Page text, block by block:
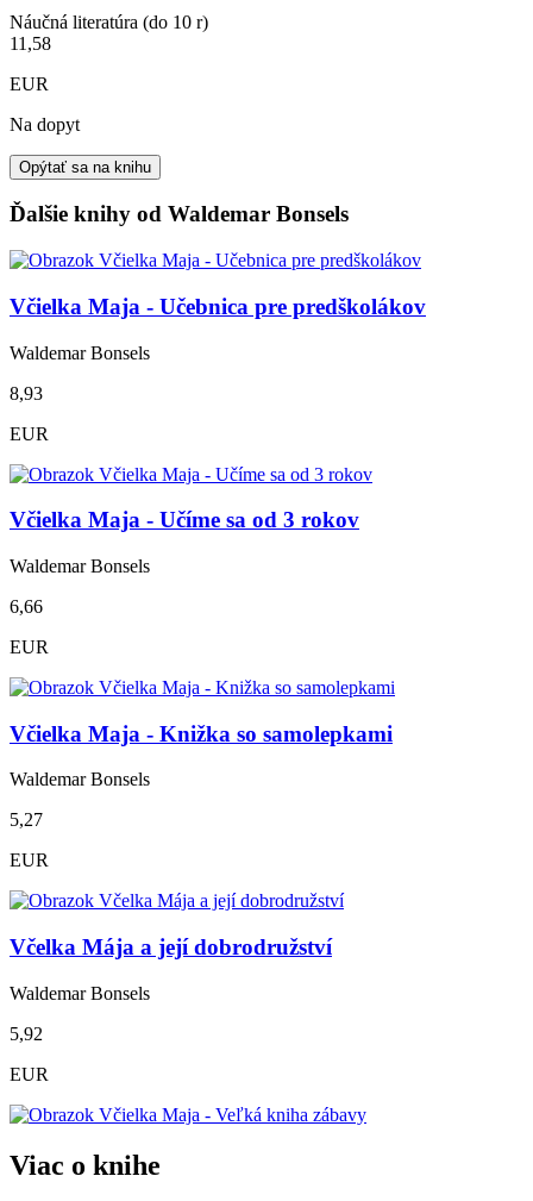
Náučná literatúra (do 10 r)
11,58
EUR
Na dopyt
Opýtať sa na knihu
Ďalšie knihy od Waldemar Bonsels
Včielka Maja - Učebnica pre predškolákov
Waldemar Bonsels
8,93
EUR
Včielka Maja - Učíme sa od 3 rokov
Waldemar Bonsels
6,66
EUR
Včielka Maja - Knižka so samolepkami
Waldemar Bonsels
5,27
EUR
Včelka Mája a její dobrodružství
Waldemar Bonsels
5,92
EUR
Viac o knihe